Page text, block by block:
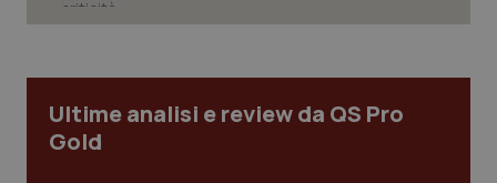
Tumori gastrointestinali
Ulcera & Reflusso
Vaccini
Ultime analisi e review da QS Pro
GoldI cookie necessari contribuiscono a rendere fruibile il